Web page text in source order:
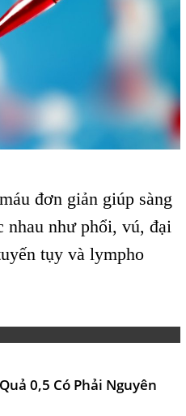
đơn giản giúp sàng
nhau như phổi, vú, đại
tụy và lympho
0,5 Có Phải Nguyên